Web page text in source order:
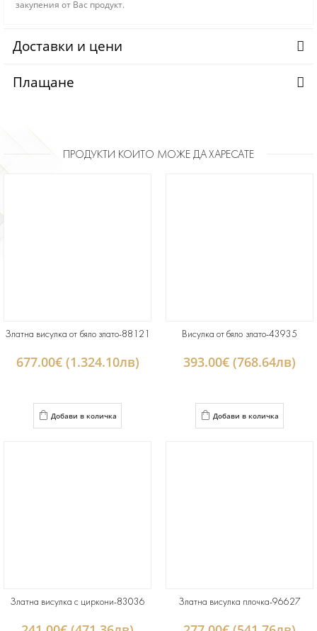
закупения от Вас продукт.
Доставки и цени
Плащане
ПРОДУКТИ КОИТО МОЖЕ ДА ХАРЕСАТЕ
Златна висулка от бяло злато-88121
677.00€ (1.324.10лв)
Добави в количка
Висулка от бяло злато-43935
393.00€ (768.64лв)
Добави в количка
Златна висулка с циркони-83036 Златна висулка плочка-96627